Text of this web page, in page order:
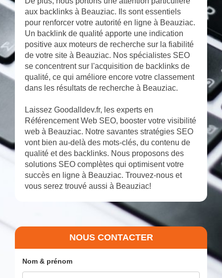
aux backlinks à Beauziac. Ils sont essentiels
pour renforcer votre autorité en ligne à Beauziac.
Un backlink de qualité apporte une indication
positive aux moteurs de recherche sur la fiabilité
de votre site à Beauziac. Nos spécialistes SEO
se concentrent sur l'acquisition de backlinks de
qualité, ce qui améliore encore votre classement
dans les résultats de recherche à Beauziac.
Laissez Goodalldev.fr, les experts en
Référencement Web SEO, booster votre visibilité
web à Beauziac. Notre savantes stratégies SEO
vont bien au-delà des mots-clés, du contenu de
qualité et des backlinks. Nous proposons des
solutions SEO complètes qui optimisent votre
succès en ligne à Beauziac. Trouvez-nous et
vous serez trouvé aussi à Beauziac!
NOUS CONTACTER
Nom & prénom